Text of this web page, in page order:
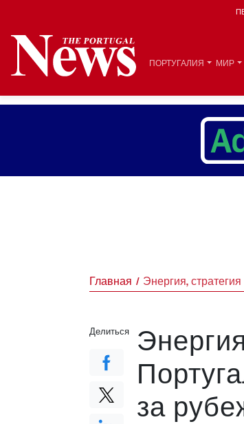
ПОРТУГАЛИЯ МИР
Главная Энергия,
за
Делиться